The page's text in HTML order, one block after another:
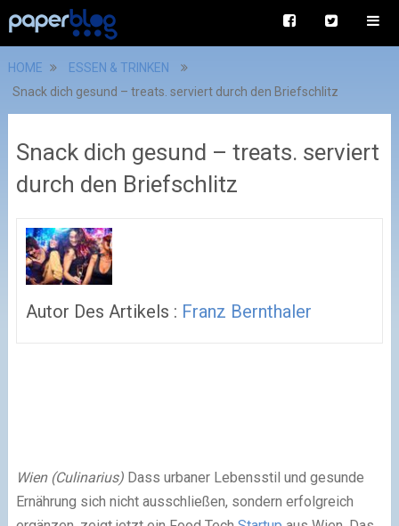
HOME
ESSEN & TRINKEN
Snack dich gesund – treats. serviert durch den Briefschlitz
Snack dich gesund – treats. serviert
durch den Briefschlitz
Autor Des Artikels : Franz Bernthaler
Wien (Culinarius)Dass urbaner Lebensstil und gesunde
Ernährung sich nicht ausschließen, sondern erfolgreich